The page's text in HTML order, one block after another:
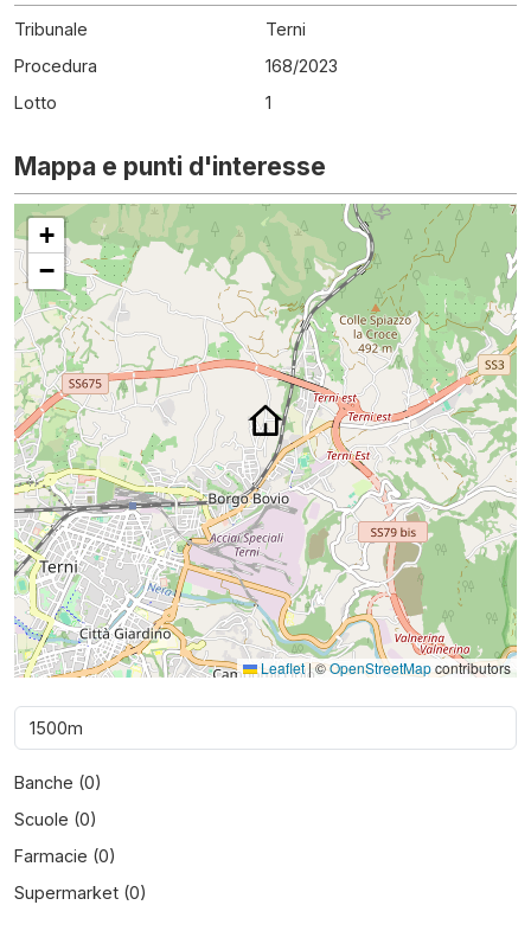
Tribunale
Terni
Procedura
168/2023
Lotto
1
Mappa e punti d'interesse
+
−
Leaflet|©OpenStreetMapcontributors
Banche (0)
Scuole (0)
Farmacie (0)
Supermarket (0)